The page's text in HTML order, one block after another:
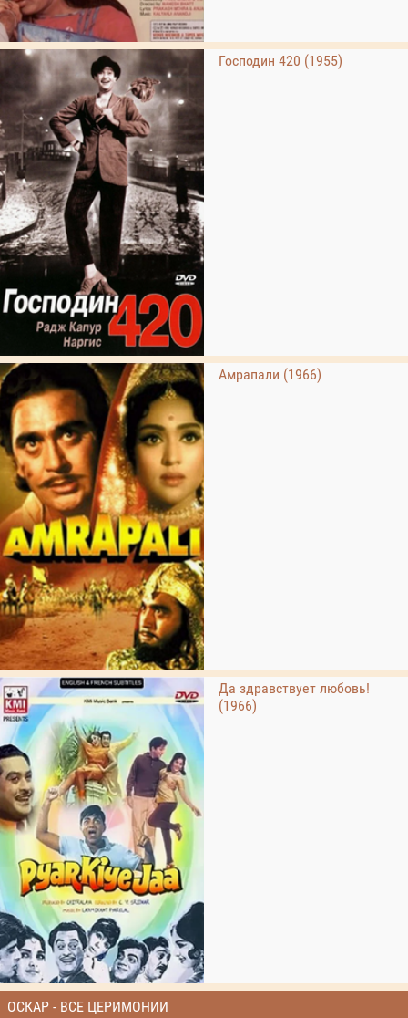
Господин 420 (1955)
Амрапали (1966)
Да здравствует любовь!
(1966)
ОСКАР - ВСЕ ЦЕРИМОНИИ